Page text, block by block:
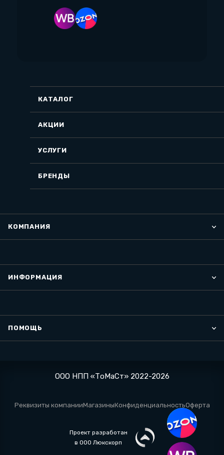
КАТАЛОГ
АКЦИИ
УСЛУГИ
БРЕНДЫ
КОМПАНИЯ
ИНФОРМАЦИЯ
ПОМОЩЬ
ООО НПП «ТоМаСт» 2022-2026
Реквизиты компанииМагазиныКонфиденциальностьОферта
Проект разработан
в ООО Люкскорп